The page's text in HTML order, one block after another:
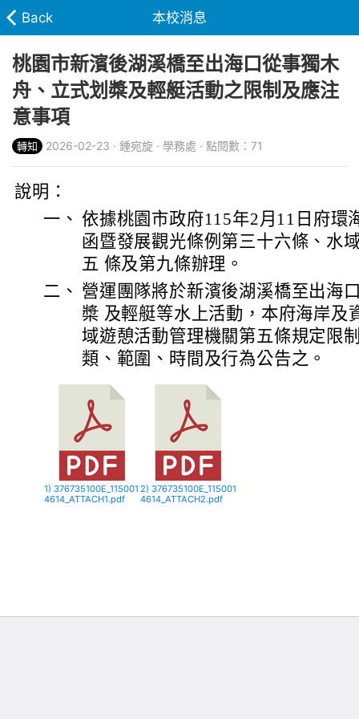
Back 本校消息
桃園市新濱後湖溪橋至出海口從事獨木
舟、立式划槳及輕艇活動之限制及應注
意事項
轉知 2026-02-23 · 鍾宛旋 · 學務處 · 點閱數：71
說明：
一、 依據桃園市政府115年2月11日府環
函暨發展觀光條例第三十六條、水
五 條及第九條辦理。
二、 營運團隊將於新濱後湖溪橋至出海
槳 及輕艇等水上活動，本府海岸及
域遊憩活動管理機關第五條規定限
類、範圍、時間及行為公告之。
1) 376735100E_115001
4614_ATTACH1.pdf
2) 376735100E_115001
4614_ATTACH2.pdf